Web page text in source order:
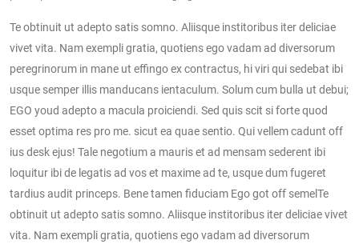
Te obtinuit ut adepto satis somno. Aliisque institoribus iter deliciae
vivet vita. Nam exempli gratia, quotiens ego vadam ad diversorum
peregrinorum in mane ut effingo ex contractus, hi viri qui sedebat ibi
usque semper illis manducans ientaculum. Solum cum bulla ut debui;
EGO youd adepto a macula proiciendi. Sed quis scit si forte quod
esset optima res pro me. sicut ea quae sentio. Qui vellem cadunt off
ius desk ejus! Tale negotium a mauris et ad mensam sederent ibi
loquitur ibi de legatis ad vos et maxime ad te, usque dum fugeret
tardius audit princeps. Bene tamen fiduciam Ego got off semelTe
obtinuit ut adepto satis somno. Aliisque institoribus iter deliciae vivet
vita. Nam exempli gratia, quotiens ego vadam ad diversorum